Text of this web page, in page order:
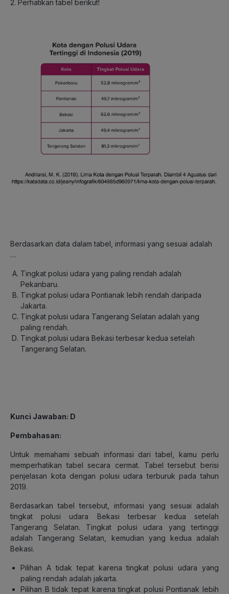
2. Perhatikan tabel berikut!
Berdasarkan data dalam tabel, informasi yang sesuai adalah
…
Tingkat polusi udara yang paling rendah adalah
Pekanbaru.
Tingkat polusi udara Pontianak lebih rendah daripada
Jakarta.
Tingkat polusi udara Tangerang Selatan adalah yang
paling rendah.
Tingkat polusi udara Bekasi terbesar kedua setelah
Tangerang Selatan.
Kunci Jawaban: D
Pembahasan:
Untuk memahami sebuah informasi dari tabel, kamu perlu
memperhatikan tabel secara cermat. Tabel tersebut berisi
penjelasan kota dengan polusi udara terburuk pada tahun
2019.
Berdasarkan tabel tersebut, informasi yang sesuai adalah
tingkat polusi udara Bekasi terbesar kedua setelah
Tangerang Selatan. Tingkat polusi udara yang tertinggi
adalah Tangerang Selatan, kemudian yang kedua adalah
Bekasi.
Pilihan A tidak tepat karena tingkat polusi udara yang
paling rendah adalah jakarta.
Pilihan B tidak tepat karena tingkat polusi Pontianak lebih